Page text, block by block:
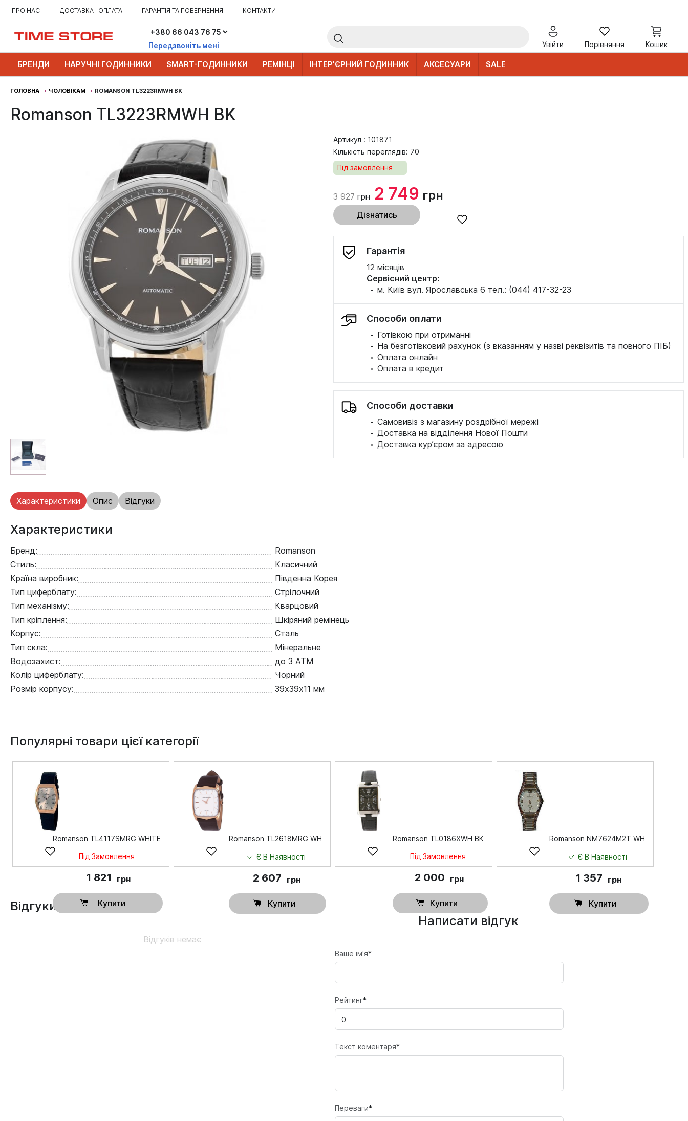
ПРО НАС ДОСТАВКА І ОПЛАТА ГАРАНТІЯ ТА ПОВЕРНЕННЯ КОНТАКТИ
Передзвоніть мені Увійти Порівняння Кошик
БРЕНДИ НАРУЧНІ ГОДИННИКИ SMART-ГОДИННИКИ РЕМІНЦІ ІНТЕР'ЄРНИЙ ГОДИННИК АКСЕСУАРИ SALE
ГОЛОВНА ЧОЛОВІКАМ ROMANSON TL3223RMWH BK
Romanson TL3223RMWH BK
Характеристики Опис Відгуки
Артикул : 101871
Кількість переглядів: 70
Під замовлення
3 927грн 2 749грн
Дізнатись
Гарантія
12 місяців
Сервісний центр:
·м. Київ вул. Ярославська 6 тел.: (044) 417-32-23
Способи оплати
· Готівкою при отриманні
· На безготівковий рахунок (з вказанням у назві реквізитів та повного ПІБ)
·Оплата онлайн
·Оплата в кредит
Способи доставки
·Самовивіз з магазину роздрібної мережі
·Доставка на відділення Нової Пошти
·Доставка кур’єром за адресою
Характеристики
Бренд:
Romanson
Стиль:
Класичний
Країна виробник:
Південна Корея
Тип циферблату:
Стрілочний
Тип механізму:
Кварцовий
Тип кріплення:
Шкіряний ремінець
Корпус:
Сталь
Тип скла:
Мінеральне
Водозахист:
до 3 ATM
Колір циферблату:
Чорний
Розмір корпусу:
39х39х11 мм
Популярні товари цієї категорії
Romanson TL4117SMRG WHITE
Під Замовлення
1 821 грн
Купити
Romanson TL2618MRG WH
Є В Наявності
2 607 грн
Купити
Romanson TL0186XWH BK
Під Замовлення
2 000 грн
Купити
Romanson NM7624M2T WH
Є В Наявності
1 357 грн
Купити
Відгуки
Відгуків немає
Написати відгук
Ваше ім'я*
Рейтинг*
Текст коментаря*
Переваги*